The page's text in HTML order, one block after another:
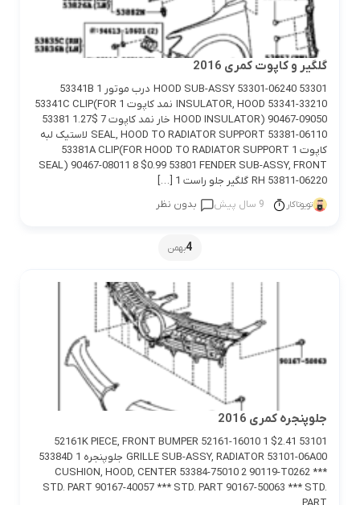
گلگیر و کاپوت کمری 2016
53301 HOOD SUB-ASSY 53301-06240 درب موتور 1 53341B
INSULATOR, HOOD 53341-33210 نمد کاپوت 1 53341C CLIP(FOR
HOOD INSULATOR) 90467-09050 خار نمد کاپوت 7 $1.27 53381
SEAL, HOOD TO RADIATOR SUPPORT 53381-06110 لاستیک لبه
کاپوت 1 53381A CLIP(FOR HOOD TO RADIATOR SUPPORT
SEAL) 90467-08011 8 $0.99 53801 FENDER SUB-ASSY, FRONT
RH 53811-06220 گلگیر جلو راست 1 […]
تویوتاکار 9 سال پیش بدون نظر
4بهمن
جلوپنجره کمری 2016
52161K PIECE, FRONT BUMPER 52161-16010 1 $2.41 53101
GRILLE SUB-ASSY, RADIATOR 53101-06A00 جلوپنجره 1 53384D
CUSHION, HOOD, CENTER 53384-75010 2 90119-T0262 ***
STD. PART 90167-40057 *** STD. PART 90167-50063 *** STD.